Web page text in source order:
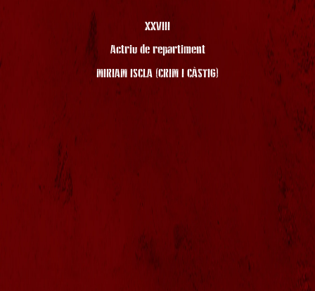
XXVIII
Actriu de repartiment
MIRIAM ISCLA (CRIM I CÀSTIG)